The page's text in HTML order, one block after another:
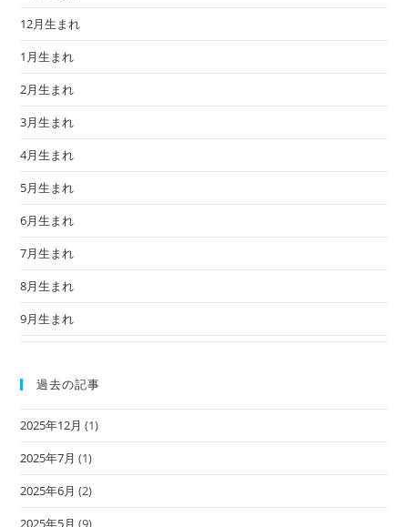
12月生まれ
1月生まれ
2月生まれ
3月生まれ
4月生まれ
5月生まれ
6月生まれ
7月生まれ
8月生まれ
9月生まれ
過去の記事
2025年12月 (1)
2025年7月 (1)
2025年6月 (2)
2025年5月 (9)